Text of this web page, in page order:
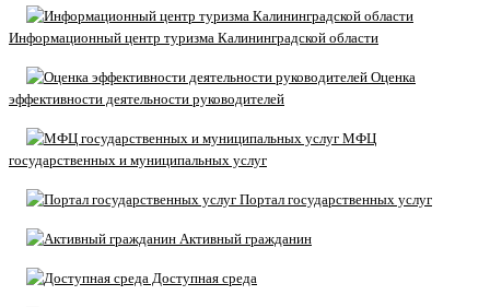
Информационный центр туризма Калининградской области
Оценка
эффективности деятельности руководителей
МФЦ
государственных и муниципальных услуг
Портал государственных услуг
Активный гражданин
Доступная среда